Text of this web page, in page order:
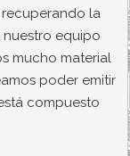
la
nuestro equipo
mucho material
poder emitir
compuesto